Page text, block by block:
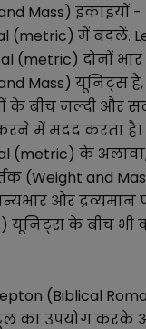
Mass) इकाइयों -
(metric) में बदलें.
(metric) दोनों
Mass) यूनिट्स
के बीच जल्दी और
में मदद करता है।
(metric) के
(Weight and
भार और द्रव्यमान
यूनिट्स के बीच भी
(Biblical
का उपयोग करके